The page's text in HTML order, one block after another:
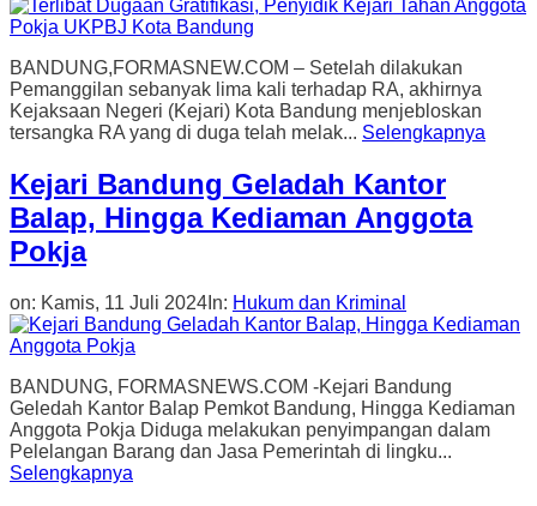
BANDUNG,FORMASNEW.COM – Setelah dilakukan
Pemanggilan sebanyak lima kali terhadap RA, akhirnya
Kejaksaan Negeri (Kejari) Kota Bandung menjebloskan
tersangka RA yang di duga telah melak... Selengkapnya
Kejari Bandung Geladah Kantor
Balap, Hingga Kediaman Anggota
Pokja
on: Kamis, 11 Juli 2024 In: Hukum dan Kriminal
BANDUNG, FORMASNEWS.COM -Kejari Bandung
Geledah Kantor Balap Pemkot Bandung, Hingga Kediaman
Anggota Pokja Diduga melakukan penyimpangan dalam
Pelelangan Barang dan Jasa Pemerintah di lingku...
Selengkapnya